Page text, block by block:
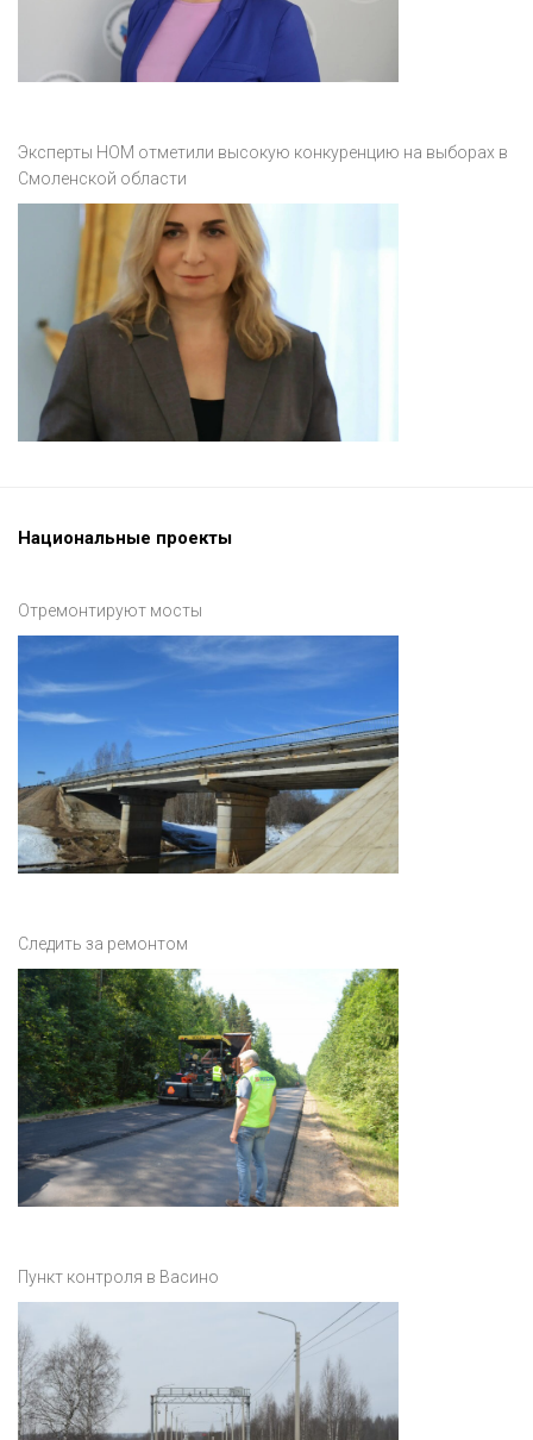
Эксперты НОМ отметили высокую конкуренцию на выборах в
Смоленской области
Национальные проекты
Отремонтируют мосты
Следить за ремонтом
Пункт контроля в Васино